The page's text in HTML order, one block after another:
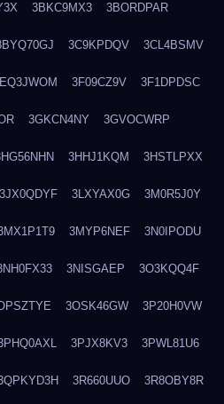
3BKC9MX3 3BORDPAR
3C9KPDQV 3CL4BSMV
3F09CZ9V 3F1DPDSC
3GKCN4NY 3GVOCWRP
3HHJ1KQM 3HSTLPXX
3JX0QDYF 3LXYAX0G 3M0R5J0Y
3MYP6NEF 3N0IPODU
3NISGAEP 3O3KQQ4F
3OSK46GW 3P20H0VW
3PJX8KV3 3PWL81U6
3R660UUO 3R8OBY8R